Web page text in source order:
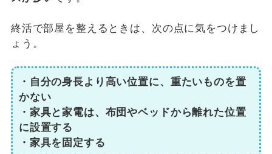
終活で部屋を整えるときは、次の点に気をつけまし
ょう。
・自分の身長より高い位置に、重たいものを置
かない
・家具と家電は、布団やベッドから離れた位置
に設置する
・家具を固定する